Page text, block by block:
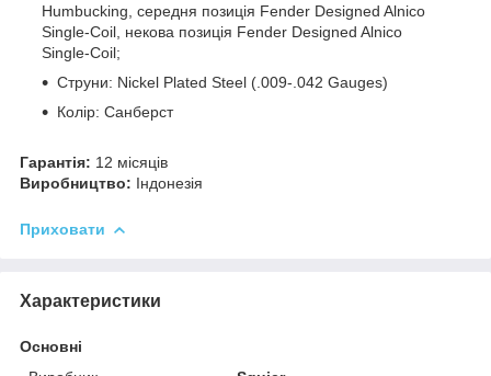
Humbucking, середня позиція Fender Designed Alnico
Single-Coil, некова позиція Fender Designed Alnico
Single-Coil;
Струни: Nickel Plated Steel (.009-.042 Gauges)
Колір: Санберст
Гарантія: 12 місяців
Виробництво: Індонезія
Приховати
Характеристики
Основні